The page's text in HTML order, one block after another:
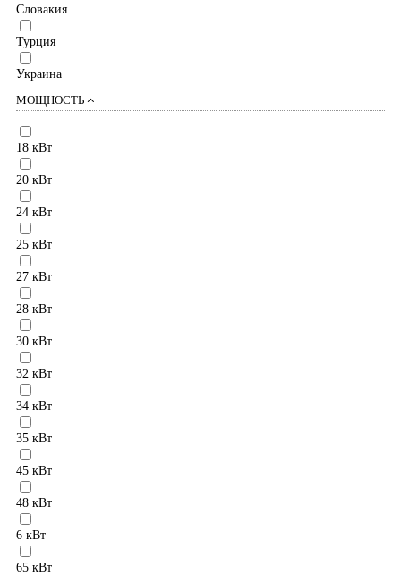
Словакия
Турция
Украина
МОЩНОСТЬ
18 кВт
20 кВт
24 кВт
25 кВт
27 кВт
28 кВт
30 кВт
32 кВт
34 кВт
35 кВт
45 кВт
48 кВт
6 кВт
65 кВт